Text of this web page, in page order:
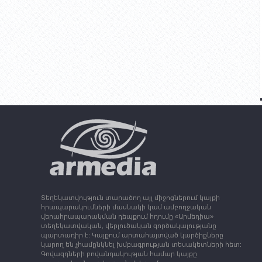
Տեղեկատվություն տարածող այլ միջոցներում կայքի
հրապարակումների մասնակի կամ ամբողջական
վերահրապարակման դեպքում հղումը «Արմեդիա»
տեղեկատվական, վերլուծական գործակալությանը
պարտադիր է: Կայքում արտահայտված կարծիքները
կարող են չհամընկնել խմբագրության տեսակետների հետ:
Գովազդների բովանդակության համար կայքը